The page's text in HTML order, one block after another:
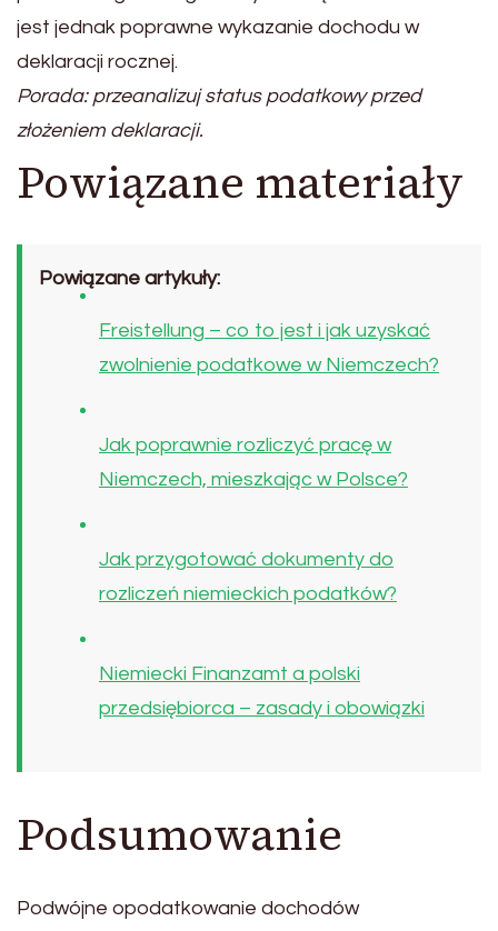
jest jednak poprawne wykazanie dochodu w
deklaracji rocznej.
Porada: przeanalizuj status podatkowy przed
złożeniem deklaracji.
Powiązane materiały
Powiązane artykuły:
Freistellung – co to jest i jak uzyskać
zwolnienie podatkowe w Niemczech?
Jak poprawnie rozliczyć pracę w
Niemczech, mieszkając w Polsce?
Jak przygotować dokumenty do
rozliczeń niemieckich podatków?
Niemiecki Finanzamt a polski
przedsiębiorca – zasady i obowiązki
Podsumowanie
Podwójne opodatkowanie dochodów